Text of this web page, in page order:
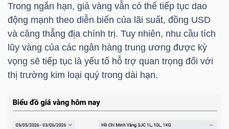
Trong ngắn hạn, giá vàng vẫn có thể tiếp tục dao
động mạnh theo diễn biến của lãi suất, đồng USD
và căng thẳng địa chính trị. Tuy nhiên, nhu cầu tích
lũy vàng của các ngân hàng trung ương được kỳ
vọng sẽ tiếp tục là yếu tố hỗ trợ quan trọng đối với
thị trường kim loại quý trong dài hạn.
(-)
VS-
SECTOR